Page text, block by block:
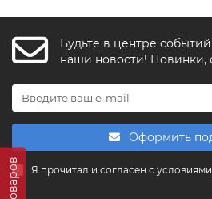
Будьте в центре
наши новости! Новинки,
Оформить
Я прочитал и согласен с условиями